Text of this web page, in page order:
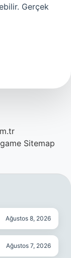
Gerçek
Sitemap
Ağustos 8, 2026
Ağustos 7, 2026